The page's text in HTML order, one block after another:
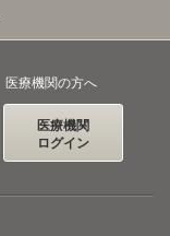
医療機関の方へ
医療機関
ログイン